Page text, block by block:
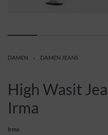
DAMEN › DAMEN JEANS
High Wasit
Irma
Irma